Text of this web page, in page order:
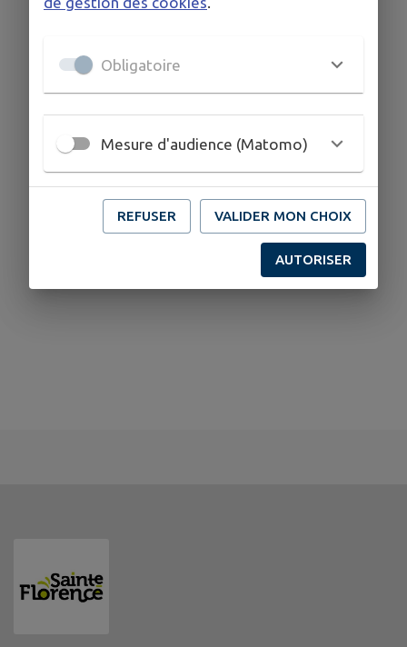
Obligatoire
Mesure d'audience (Matomo)
REFUSER VALIDER MON CHOIX
AUTORISER